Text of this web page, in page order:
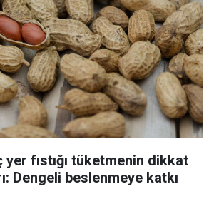
yer fıstığı tüketmenin dikkat
Dengeli beslenmeye katkı